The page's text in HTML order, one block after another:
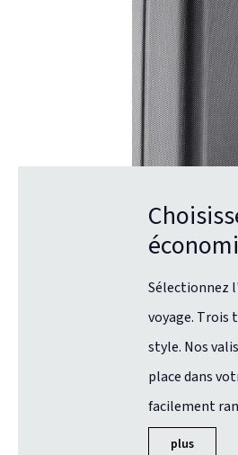
Sélectionnez
voyage. Trois
style. Nos
place dans
facilement
plus